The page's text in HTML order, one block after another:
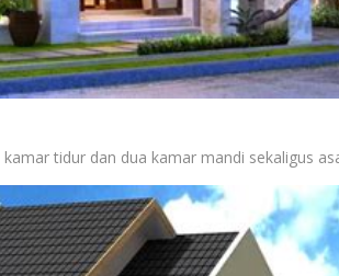
tidur dan dua kamar mandi sekaligus